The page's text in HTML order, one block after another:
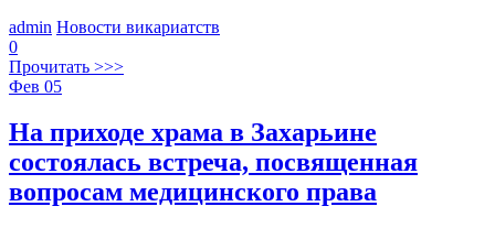
admin Новости викариатств
0
Прочитать >>>
Фев 05
На приходе храма в Захарьине
состоялась встреча, посвященная
вопросам медицинского права